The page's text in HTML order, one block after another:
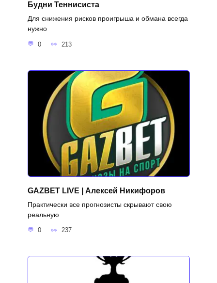
Будни Теннисиста
Для снижения рисков проигрыша и обмана всегда
нужно
0 213
GAZBET LIVE | Алексей Никифоров
Практически все прогнозисты скрывают свою
реальную
0 237